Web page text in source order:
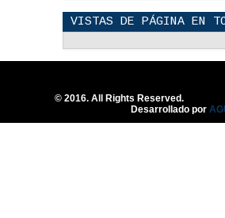
Una Familia Unida
VISTAS DE PÁGINA EN
© 2016. All Rights Reserved.
Desarrollado por